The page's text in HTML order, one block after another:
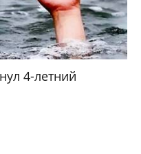
4-летний